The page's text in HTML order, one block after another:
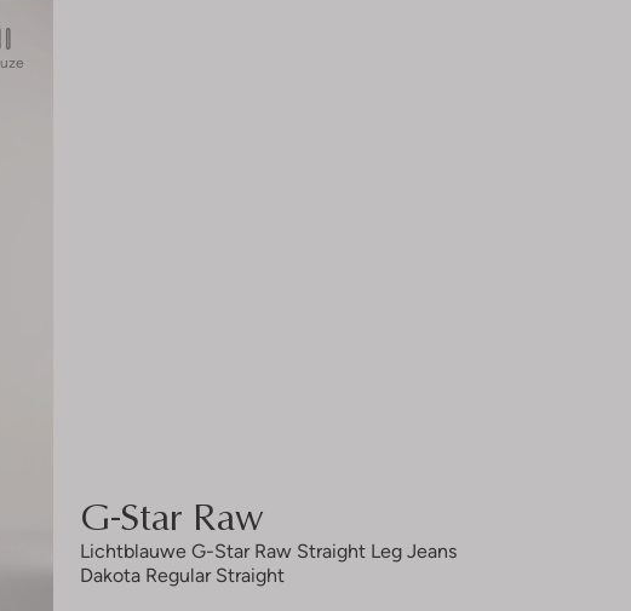
G-Star Raw
Lichtblauwe G-Star Raw Straight Leg Jeans
Dakota Regular Straight